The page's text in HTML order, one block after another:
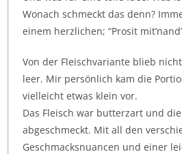
Wonach schmeckt das denn?
einem herzlichen; “Prosit
Von der Fleischvariante blieb
leer. Mir persönlich kam die
vielleicht etwas klein vor.
Das Fleisch war butterzart und
abgeschmeckt. Mit all den
Geschmacksnuancen und einer